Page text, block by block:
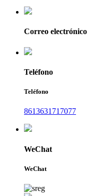
Correo electrónico
Teléfono
Teléfono
8613631717077
WeChat
WeChat